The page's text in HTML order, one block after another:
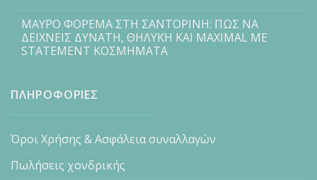
ΜΑΥΡΟ ΦΟΡΕΜΑ ΣΤΗ ΣΑΝΤΟΡΙΝΗ: ΠΩΣ ΝΑ
ΔΕΙΧΝΕΙΣ ΔΥΝΑΤΗ, ΘΗΛΥΚΗ ΚΑΙ MAXIMAL ΜΕ
STATEMENT ΚΟΣΜΗΜΑΤΑ
ΠΛΗΡΟΦΟΡΙΕΣ
Όροι Χρήσης & Ασφάλεια συναλλαγών
Πωλήσεις χονδρικής